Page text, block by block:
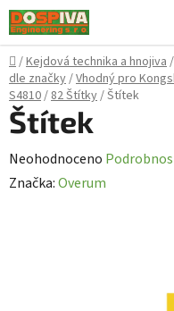
Přejít
na
obsah
Domů
/Kejdová technika a hnojiva/
dle značky/Vhodný pro
S4810/82 Štítky/Štítek
Štítek
Průměrné
hodnocení
Neohodnoceno
Značka:Overum